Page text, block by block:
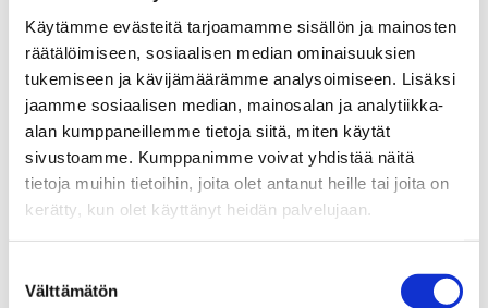
Käytämme evästeitä tarjoamamme sisällön ja mainosten
räätälöimiseen, sosiaalisen median ominaisuuksien
tukemiseen ja kävijämäärämme analysoimiseen. Lisäksi
jaamme sosiaalisen median, mainosalan ja analytiikka-
alan kumppaneillemme tietoja siitä, miten käytät
sivustoamme. Kumppanimme voivat yhdistää näitä
tietoja muihin tietoihin, joita olet antanut heille tai joita on
kerätty, kun olet käyttänyt heidän palvelujaan.
valinta
Välttämätön
Blir du arbetslös i arbetet som
skolgångshandledare på grund av skolans
sommarlov?
Regeringen föreslår fler studiemöjligheter
för arbetslösa
Allmänt stöd ersätter FPA:s